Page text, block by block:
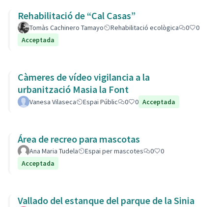
Rehabilitació de “Cal Casas”
Tomàs Cachinero Tamayo Rehabilitació ecològica 0
0
Acceptada
Càmeres de vídeo vigilancia a la
urbanització Masia la Font
Vanesa Vilaseca Espai Públic 0 0 Acceptada
Área de recreo para mascotas
Ana Maria Tudela Espai per mascotes 0
0
Acceptada
Vallado del estanque del parque de la Sinia